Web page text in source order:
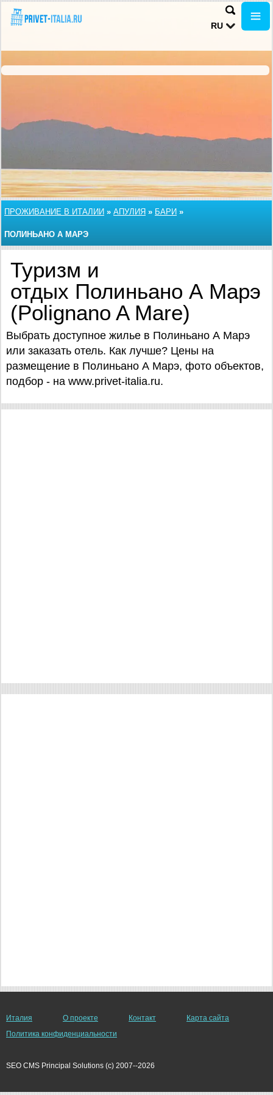
RU
ПРОЖИВАНИЕ В ИТАЛИИ » АПУЛИЯ » БАРИ »
ПОЛИНЬАНО А МАРЭ
Туризм и
отдых Полиньано А Марэ
(Polignano A Mare)
Выбрать доступное жилье в Полиньано А Марэ
или заказать отель. Как лучше? Цены на
размещение в Полиньано А Марэ, фото объектов,
подбор - на www.privet-italia.ru.
Италия О проекте Контакт
Карта сайта
Политика конфиденциальности
SEO CMS Principal Solutions (c) 2007--2026